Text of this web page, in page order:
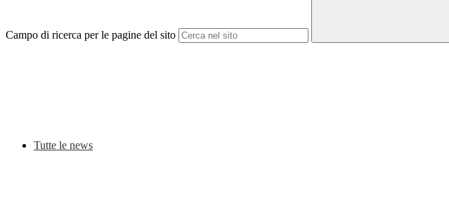
Campo di ricerca per le pagine del sito
Tutte le news